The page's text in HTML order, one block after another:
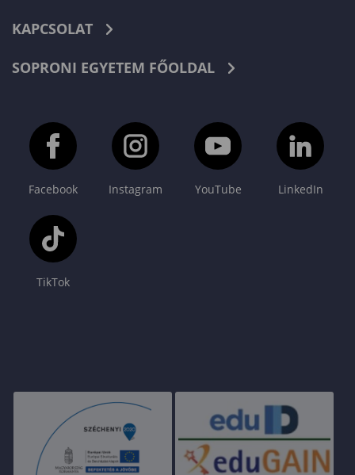
KAPCSOLAT
SOPRONI EGYETEM FŐOLDAL
Facebook Instagram YouTube LinkedIn
TikTok